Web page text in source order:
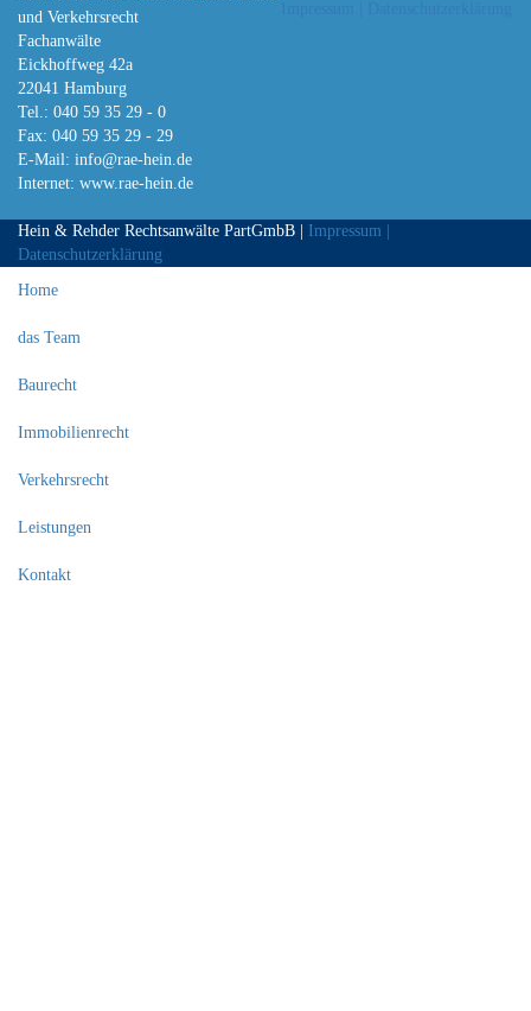
und Verkehrsrecht
Fachanwälte
Eickhoffweg 42a
22041 Hamburg
Tel.: 040 59 35 29 - 0
Fax: 040 59 35 29 - 29
E-Mail: info@rae-hein.de
Internet: www.rae-hein.de
Hein & Rehder Rechtsanwälte PartGmbB | Impressum |
Datenschutzerklärung
Home
das Team
Baurecht
Immobilienrecht
Verkehrsrecht
Leistungen
Kontakt